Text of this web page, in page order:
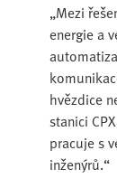
„Mezi
energie a
hvězdice
stanici
pracuje s
inženýrů.“